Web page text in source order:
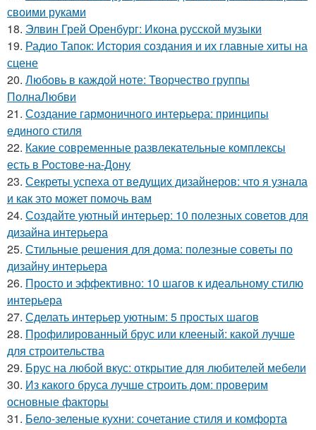
своими руками
18. Элвин Грей Оренбург: Икона русской музыки
19. Радио Тапок: История создания и их главные хиты на
сцене
20. Любовь в каждой ноте: Творчество группы
ПолнаЛюбви
21. Создание гармоничного интерьера: принципы
единого стиля
22. Какие современные развлекательные комплексы
есть в Ростове-на-Дону
23. Секреты успеха от ведущих дизайнеров: что я узнала
и как это может помочь вам
24. Создайте уютный интерьер: 10 полезных советов для
дизайна интерьера
25. Стильные решения для дома: полезные советы по
дизайну интерьера
26. Просто и эффективно: 10 шагов к идеальному стилю
интерьера
27. Сделать интерьер уютным: 5 простых шагов
28. Профилированный брус или клееный: какой лучше
для строительства
29. Брус на любой вкус: открытие для любителей мебели
30. Из какого бруса лучше строить дом: проверим
основные факторы
31. Бело-зеленые кухни: сочетание стиля и комфорта